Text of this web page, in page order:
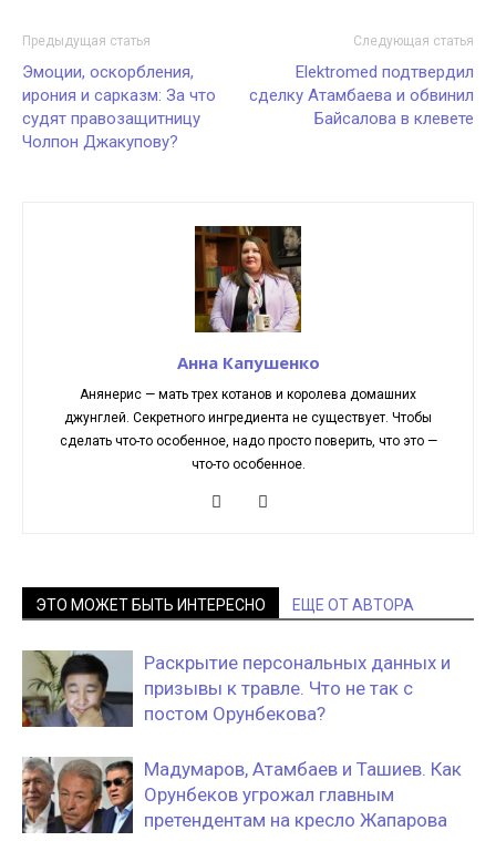
Предыдущая статья
Эмоции, оскорбления,
ирония и сарказм: За что
судят правозащитницу
Чолпон Джакупову?
Следующая статья
Elektromed подтвердил
сделку Атамбаева и обвинил
Байсалова в клевете
Анна Капушенко
Анянерис — мать трех котанов и королева домашних
джунглей. Секретного ингредиента не существует. Чтобы
сделать что-то особенное, надо просто поверить, что это —
что-то особенное.
ЭТО МОЖЕТ БЫТЬ ИНТЕРЕСНО ЕЩЕ ОТ АВТОРА
Раскрытие персональных данных и
призывы к травле. Что не так с
постом Орунбекова?
Мадумаров, Атамбаев и Ташиев. Как
Орунбеков угрожал главным
претендентам на кресло Жапарова